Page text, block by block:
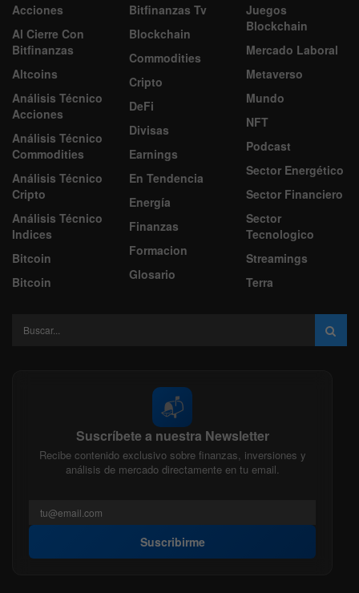
Acciones
Al Cierre Con
Bitfinanzas
Altcoins
Análisis Técnico
Acciones
Análisis Técnico
Commodities
Análisis Técnico
Cripto
Análisis Técnico
Indices
Bitcoin
Bitcoin
Bitfinanzas Tv
Blockchain
Commodities
Cripto
DeFi
Divisas
Earnings
En Tendencia
Energía
Finanzas
Formacion
Glosario
Juegos
Blockchain
Mercado Laboral
Metaverso
Mundo
NFT
Podcast
Sector Energético
Sector Financiero
Sector
Tecnologico
Streamings
Terra
📬
Suscríbete a nuestra Newsletter
Recibe contenido exclusivo sobre finanzas, inversiones y
análisis de mercado directamente en tu email.
Suscribirme